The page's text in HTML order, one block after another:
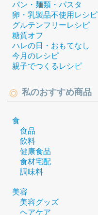
パン・麺類・パスタ
卵・乳製品不使用レシピ
グルテンフリーレシピ
糖質オフ
ハレの日・おもてなし
今月のレシピ
親子でつくるレシピ
私のおすすめ商品
食
食品
飲料
健康食品
食材宅配
調味料
美容
美容グッズ
ヘアケア